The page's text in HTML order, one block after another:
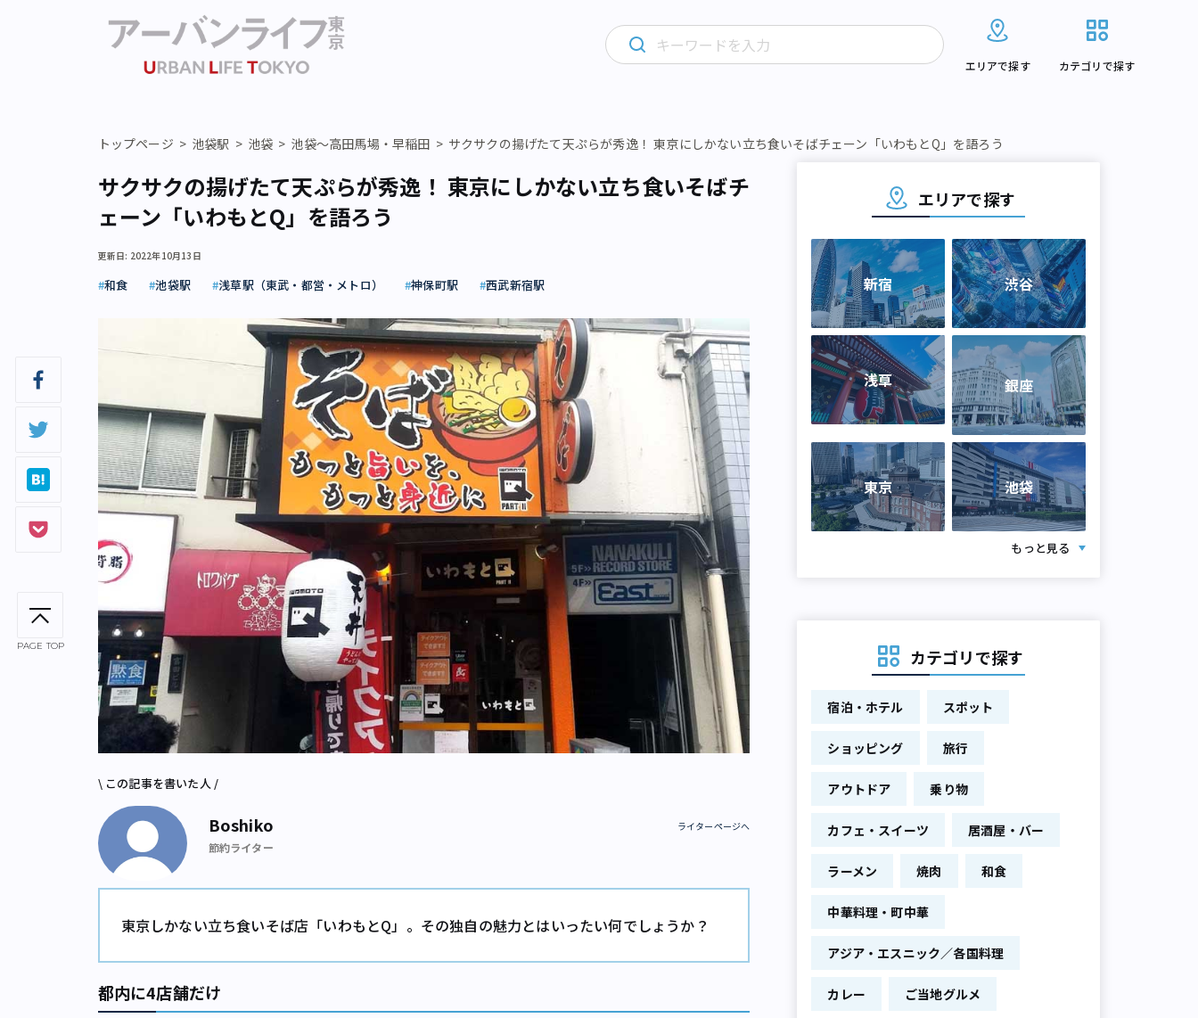
エリアで探す カテゴリで探す
PAGE TOP
トップページ 池袋駅 池袋 池袋～高田馬場・早稲田 サクサクの揚げたて天ぷらが秀逸！ 東京にしかない立ち食いそばチェーン「いわもとQ」を語ろう
サクサクの揚げたて天ぷらが秀逸！ 東京にしかない立ち食いそばチ
ェーン「いわもとQ」を語ろう
更新日: 2022年10月13日
和食 池袋駅 浅草駅（東武・都営・メトロ） 神保町駅 西武新宿駅
\ この記事を書いた人 /
Boshiko
節約ライター
ライターページへ
東京しかない立ち食いそば店「いわもとQ」。その独自の魅力とはいったい何でしょうか？
都内に4店舗だけ
エリアで探す
新宿 渋谷
浅草 銀座
東京 池袋
もっと見る
カテゴリで探す
宿泊・ホテル スポット
ショッピング 旅行
アウトドア 乗り物
カフェ・スイーツ 居酒屋・バー
ラーメン 焼肉 和食
中華料理・町中華
アジア・エスニック／各国料理
カレー ご当地グルメ